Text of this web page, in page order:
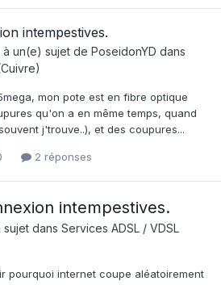
intempestives.
un(e) sujet de PoseidonYD dans
mon pote est en fibre optique
qu'on a en même temps, quand
j'trouve..), et des coupures...
2 réponses
intempestives.
dans Services ADSL / VDSL
pourquoi internet coupe aléatoirement